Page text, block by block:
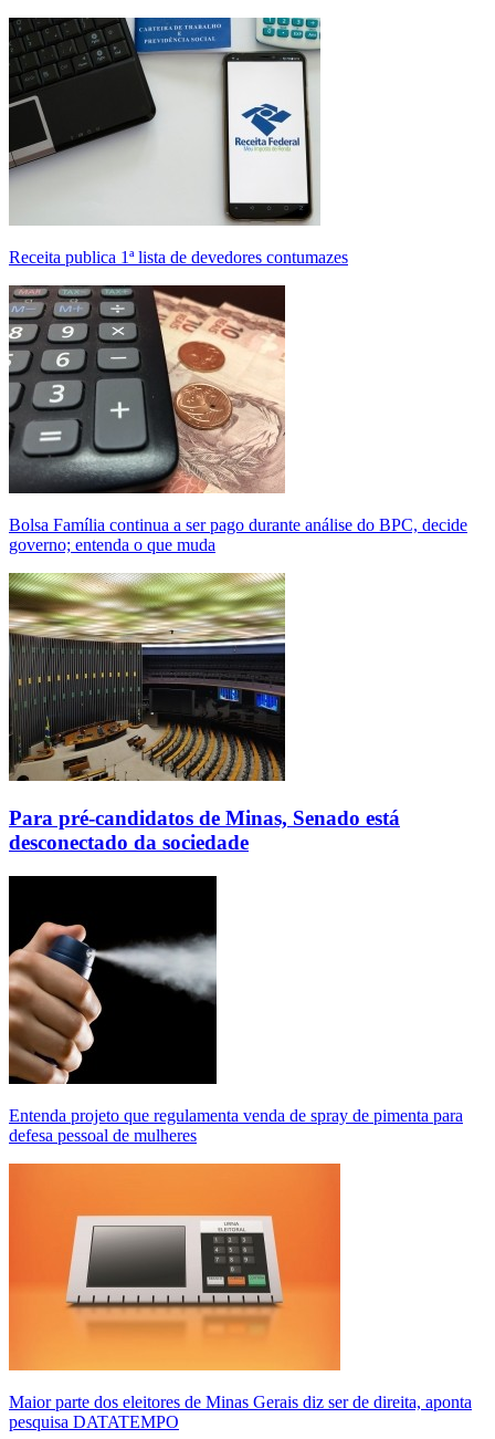
Receita publica 1ª lista de devedores contumazes
Bolsa Família continua a ser pago durante análise do BPC, decide
governo; entenda o que muda
Para pré-candidatos de Minas, Senado está
desconectado da sociedade
Entenda projeto que regulamenta venda de spray de pimenta para
defesa pessoal de mulheres
Maior parte dos eleitores de Minas Gerais diz ser de direita, aponta
pesquisa DATATEMPO